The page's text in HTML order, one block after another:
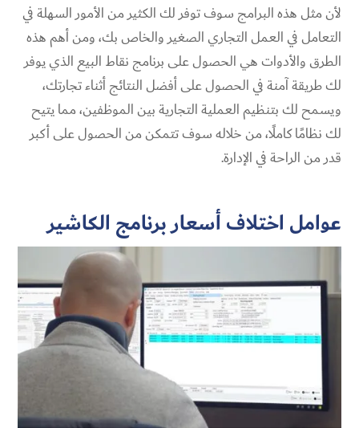
لأن مثل هذه البرامج سوف توفر لك الكثير من الأمور السهلة في
التعامل في العمل التجاري الصغير والخاص بك، ومن أهم هذه
الطرق والأدوات هي الحصول على برنامج نقاط البيع الذي يوفر
لك طريقة آمنة في الحصول على أفضل النتائج أثناء تجارتك،
ويسمح لك بتنظيم العملية التجارية بين الموظفين، مما يتيح
لك نظامًا كاملًا، من خلاله سوف تتمكن من الحصول على أكبر
قدر من الراحة في الإدارة.
عوامل اختلاف أسعار برنامج الكاشير